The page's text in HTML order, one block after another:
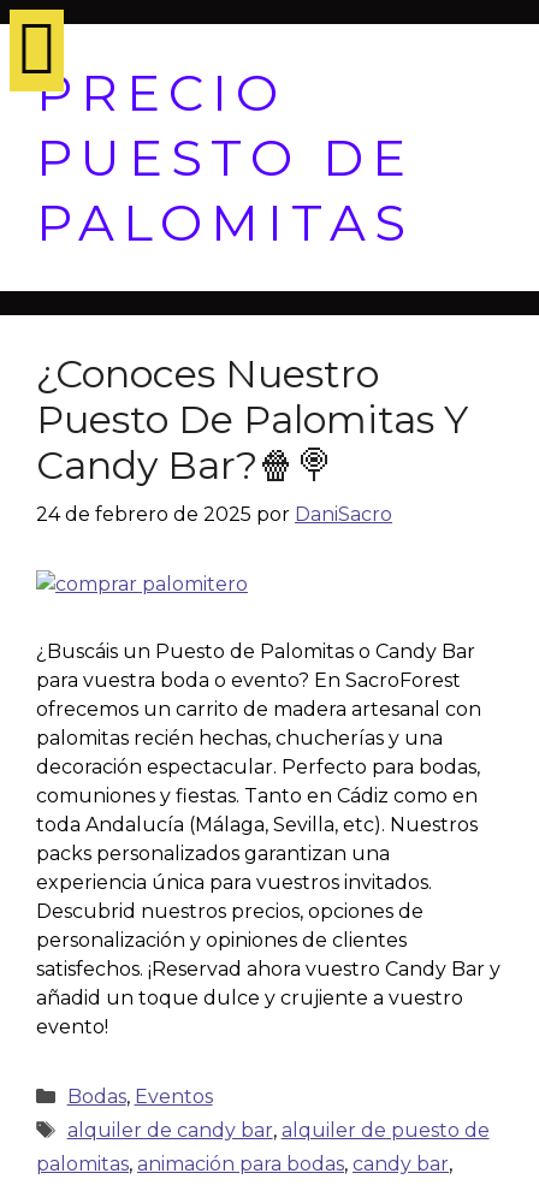
PRECIO
PUESTO DE
PALOMITAS
¿Conoces Nuestro
Puesto De Palomitas Y
Candy Bar?🍿🍭
24 de febrero de 2025 por DaniSacro
¿Buscáis un Puesto de Palomitas o Candy Bar
para vuestra boda o evento? En SacroForest
ofrecemos un carrito de madera artesanal con
palomitas recién hechas, chucherías y una
decoración espectacular. Perfecto para bodas,
comuniones y fiestas. Tanto en Cádiz como en
toda Andalucía (Málaga, Sevilla, etc). Nuestros
packs personalizados garantizan una
experiencia única para vuestros invitados.
Descubrid nuestros precios, opciones de
personalización y opiniones de clientes
satisfechos. ¡Reservad ahora vuestro Candy Bar y
añadid un toque dulce y crujiente a vuestro
evento!
Bodas, Eventos
alquiler de candy bar, alquiler de puesto de
palomitas, animación para bodas, candy bar,